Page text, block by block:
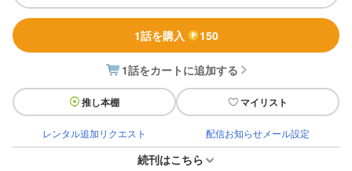
1話を購入 150
1話をカートに追加する
推し本棚 マイリスト
レンタル追加リクエスト 配信お知らせメール設定
続刊はこちら